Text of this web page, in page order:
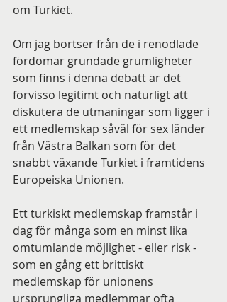
om Turkiet.
Om jag bortser från de i renodlade
fördomar grundade grumligheter
som finns i denna debatt är det
förvisso legitimt och naturligt att
diskutera de utmaningar som ligger i
ett medlemskap såväl för sex länder
från Västra Balkan som för det
snabbt växande Turkiet i framtidens
Europeiska Unionen.
Ett turkiskt medlemskap framstår i
dag för många som en minst lika
omtumlande möjlighet - eller risk -
som en gång ett brittiskt
medlemskap för unionens
ursprungliga medlemmar ofta